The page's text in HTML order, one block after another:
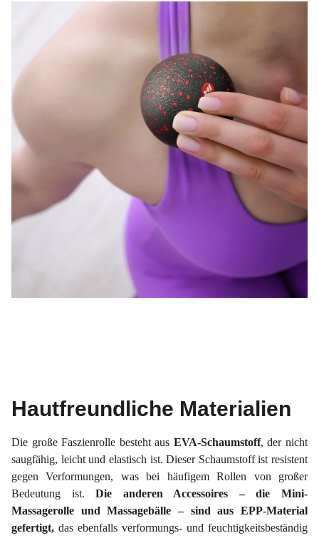
Hautfreundliche Materialien
Die große Faszienrolle besteht aus EVA-Schaumstoff, der nicht
saugfähig, leicht und elastisch ist. Dieser Schaumstoff ist resistent
gegen Verformungen, was bei häufigem Rollen von großer
Bedeutung ist.Die anderen Accessoires – die Mini-
Massagerolle und Massagebälle – sind aus EPP-Material
gefertigt, das ebenfalls verformungs- und feuchtigkeitsbeständig